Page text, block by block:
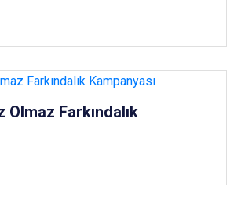
Olmaz Farkındalık